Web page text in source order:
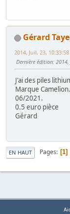
Gérard
2014, Juil, 23, 10:33:58
Dernière édition: 2014,
J'ai des piles
Marque
06/2021.
0.5 euro pièce
Gérard
EN HAUT Pages 1